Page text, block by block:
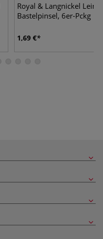
Royal & Langnickel
Bastelpinsel, 6er-Pckg
1,69 €